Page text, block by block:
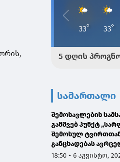
სამართალი
შემოსავლების
გამშვებ პუნქტ
შემოსულ
განცხადებას
18:50 • 6 აგვისტო,